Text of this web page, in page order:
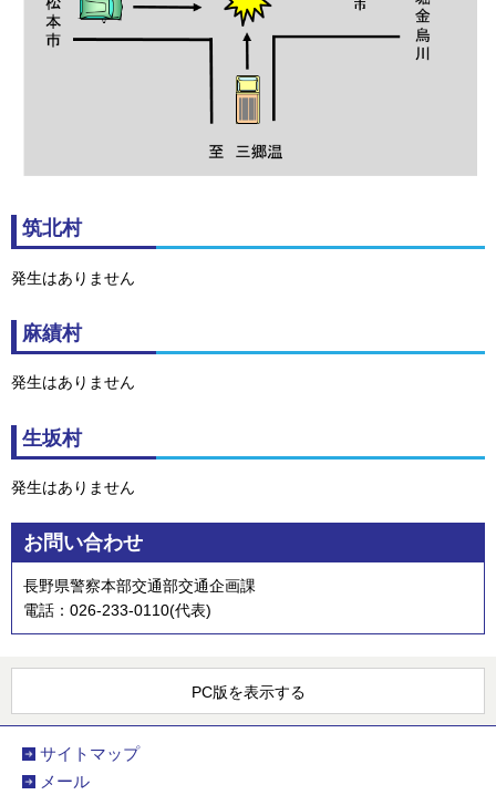
筑北村
発生はありません
麻績村
発生はありません
生坂村
発生はありません
お問い合わせ
長野県警察本部交通部交通企画課
電話：026-233-0110(代表)
PC版を表示する
サイトマップ
メール